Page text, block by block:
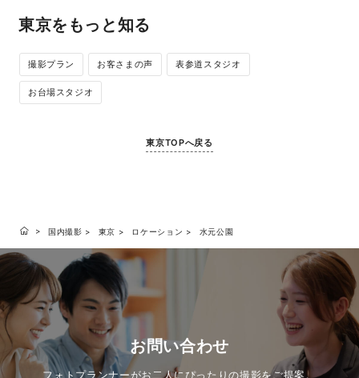
東京をもっと知る
撮影プラン お客さまの声 表参道スタジオ
お台場スタジオ
東京TOPへ戻る
国内撮影 東京 ロケーション 水元公園
お問い合わせ
フォトプランナーがお二人にぴったりの撮影をご提案。